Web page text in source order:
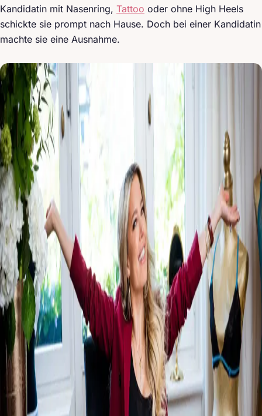
Kandidatin mit Nasenring, Tattoo oder ohne High Heels
schickte sie prompt nach Hause. Doch bei einer Kandidatin
machte sie eine Ausnahme.